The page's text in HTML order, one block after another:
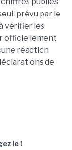
prévu par le
vérifier les
officiellement
réaction
de
le !